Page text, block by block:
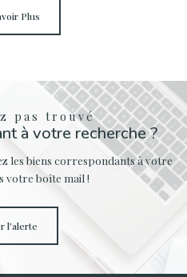
Plus
pas trouvé
à votre recherche ?
les biens correspondants à votre
votre boîte mail !
l'alerte